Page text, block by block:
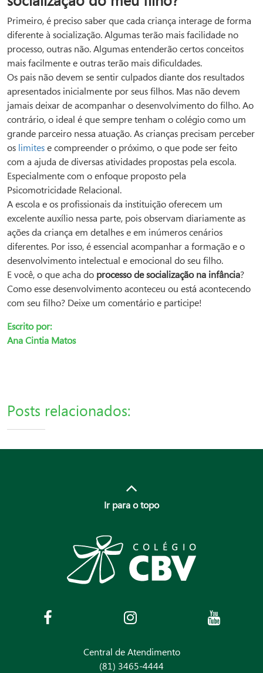
Primeiro, é preciso saber que cada criança interage de forma
diferente à socialização. Algumas terão mais facilidade no
processo, outras não. Algumas entenderão certos conceitos
mais facilmente e outras terão mais dificuldades.
Os pais não devem se sentir culpados diante dos resultados
apresentados inicialmente por seus filhos. Mas não devem
jamais deixar de acompanhar o desenvolvimento do filho. Ao
contrário, o ideal é que sempre tenham o colégio como um
grande parceiro nessa atuação. As crianças precisam perceber
os limitese compreender o próximo, o que pode ser feito
com a ajuda de diversas atividades propostas pela escola.
Especialmente com o enfoque proposto pela
Psicomotricidade Relacional.
A escola e os profissionais da instituição oferecem um
excelente auxílio nessa parte, pois observam diariamente as
ações da criança em detalhes e em inúmeros cenários
diferentes. Por isso, é essencial acompanhar a formação e o
desenvolvimento intelectual e emocional do seu filho.
E você, o que acha do processo de socialização na infância?
Como esse desenvolvimento aconteceu ou está acontecendo
com seu filho? Deixe um comentário e participe!
Escrito por:
Ana Cintia Matos
Posts relacionados:
Ir para o topo
Central de Atendimento
(81) 3465-4444